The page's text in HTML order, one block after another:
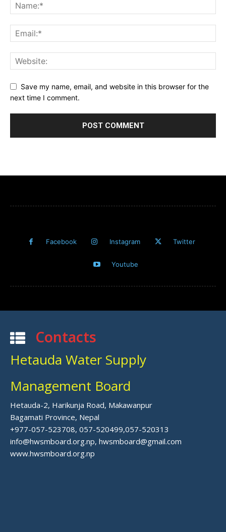
Save my name, email, and website in this browser for the
next time I comment.
Facebook Instagram Twitter
Youtube
Contacts
Hetauda Water Supply
Management Board
Hetauda-2, Harikunja Road, Makawanpur
Bagamati Province, Nepal
+977-057-523708, 057-520499,057-520313
info@hwsmboard.org.np, hwsmboard@gmail.com
www.hwsmboard.org.np